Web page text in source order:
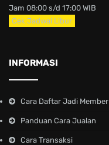
Jam 08:00 s/d 17:00 WIB
Cek Jadwal Libur
INFORMASI
Cara Daftar Jadi Member
Panduan Cara Jualan
Cara Transaksi